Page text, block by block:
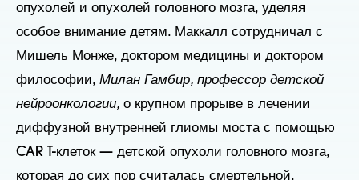
опухолей и опухолей головного мозга, уделяя
особое внимание детям. Маккалл сотрудничал с
Мишель Монже, доктором медицины и доктором
философии, Милан Гамбир, профессор детской
нейроонкологии, о крупном прорыве в лечении
диффузной внутренней глиомы моста с помощью
CAR T-клеток — детской опухоли головного мозга,
которая до сих пор считалась смертельной.